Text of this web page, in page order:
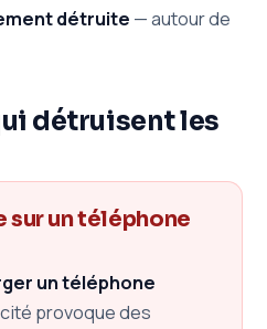
détruite — autour de
détruisent les
sur un téléphone
un téléphone
provoque des